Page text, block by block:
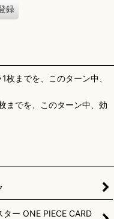
録
枚までを、このターン中、
までを、このターン中、効
ター ONE PIECE CARD